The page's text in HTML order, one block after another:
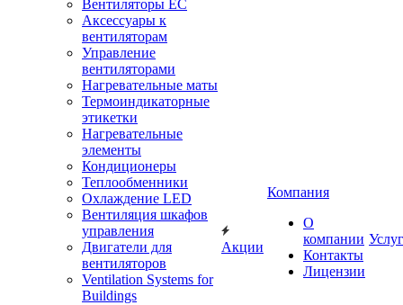
Вентиляторы EC
Аксессуары к
вентиляторам
Управление
вентиляторами
Нагревательные маты
Термоиндикаторные
этикетки
Нагревательные
элементы
Кондиционеры
Теплообменники
Охлаждение LED
Вентиляция шкафов
управления
Двигатели для
вентиляторов
Ventilation Systems for
Buildings
Акции
Компания
О
компании
Контакты
Лицензии